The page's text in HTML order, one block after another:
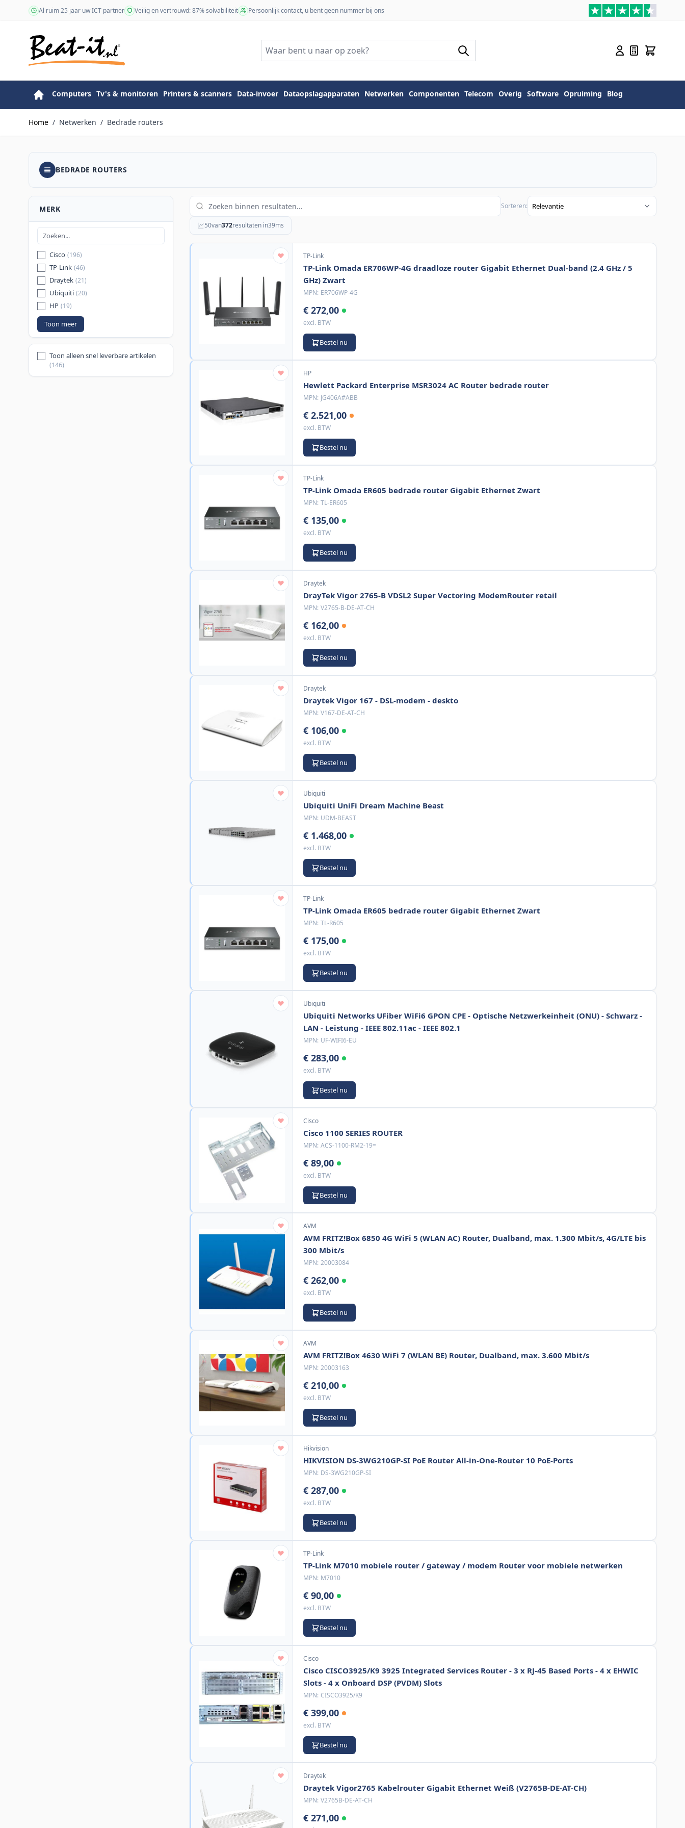
Ga naar de inhoudAl ruim 25 jaar uw ICT partner Veilig en vertrouwd: 87% solvabiliteit Persoonlijk contact, u bent geen nummer bij ons
Computers Tv's & monitoren Printers & scanners Data-invoer Dataopslagapparaten Netwerken Componenten Telecom Overig Software Opruiming Blog
Home / Netwerken / Bedrade routers
BEDRADE ROUTERS
MERK
Cisco (196)
TP-Link (46)
Draytek (21)
Ubiquiti (20)
HP (19)
Toon meer
Toon alleen snel leverbare artikelen
(146)
Sorteren:
50van372resultaten in39ms
TP-Link
TP-Link Omada ER706WP-4G draadloze router Gigabit Ethernet Dual-band (2.4 GHz / 5
GHz) Zwart
MPN: ER706WP-4G
€ 272,00
excl. BTW
Bestel nu
HP
Hewlett Packard Enterprise MSR3024 AC Router bedrade router
MPN: JG406A#ABB
€ 2.521,00
excl. BTW
Bestel nu
TP-Link
TP-Link Omada ER605 bedrade router Gigabit Ethernet Zwart
MPN: TL-ER605
€ 135,00
excl. BTW
Bestel nu
Draytek
DrayTek Vigor 2765-B VDSL2 Super Vectoring ModemRouter retail
MPN: V2765-B-DE-AT-CH
€ 162,00
excl. BTW
Bestel nu
Draytek
Draytek Vigor 167 - DSL-modem - deskto
MPN: V167-DE-AT-CH
€ 106,00
excl. BTW
Bestel nu
Ubiquiti
Ubiquiti UniFi Dream Machine Beast
MPN: UDM-BEAST
€ 1.468,00
excl. BTW
Bestel nu
TP-Link
TP-Link Omada ER605 bedrade router Gigabit Ethernet Zwart
MPN: TL-R605
€ 175,00
excl. BTW
Bestel nu
Ubiquiti
Ubiquiti Networks UFiber WiFi6 GPON CPE - Optische Netzwerkeinheit (ONU) - Schwarz -
LAN - Leistung - IEEE 802.11ac - IEEE 802.1
MPN: UF-WIFI6-EU
€ 283,00
excl. BTW
Bestel nu
Cisco
Cisco 1100 SERIES ROUTER
MPN: ACS-1100-RM2-19=
€ 89,00
excl. BTW
Bestel nu
AVM
AVM FRITZ!Box 6850 4G WiFi 5 (WLAN AC) Router, Dualband, max. 1.300 Mbit/s, 4G/LTE bis
300 Mbit/s
MPN: 20003084
€ 262,00
excl. BTW
Bestel nu
AVM
AVM FRITZ!Box 4630 WiFi 7 (WLAN BE) Router, Dualband, max. 3.600 Mbit/s
MPN: 20003163
€ 210,00
excl. BTW
Bestel nu
Hikvision
HIKVISION DS-3WG210GP-SI PoE Router All-in-One-Router 10 PoE-Ports
MPN: DS-3WG210GP-SI
€ 287,00
excl. BTW
Bestel nu
TP-Link
TP-Link M7010 mobiele router / gateway / modem Router voor mobiele netwerken
MPN: M7010
€ 90,00
excl. BTW
Bestel nu
Cisco
Cisco CISCO3925/K9 3925 Integrated Services Router - 3 x RJ-45 Based Ports - 4 x EHWIC
Slots - 4 x Onboard DSP (PVDM) Slots
MPN: CISCO3925/K9
€ 399,00
excl. BTW
Bestel nu
Draytek
Draytek Vigor2765 Kabelrouter Gigabit Ethernet Weiß (V2765B-DE-AT-CH)
MPN: V2765B-DE-AT-CH
€ 271,00